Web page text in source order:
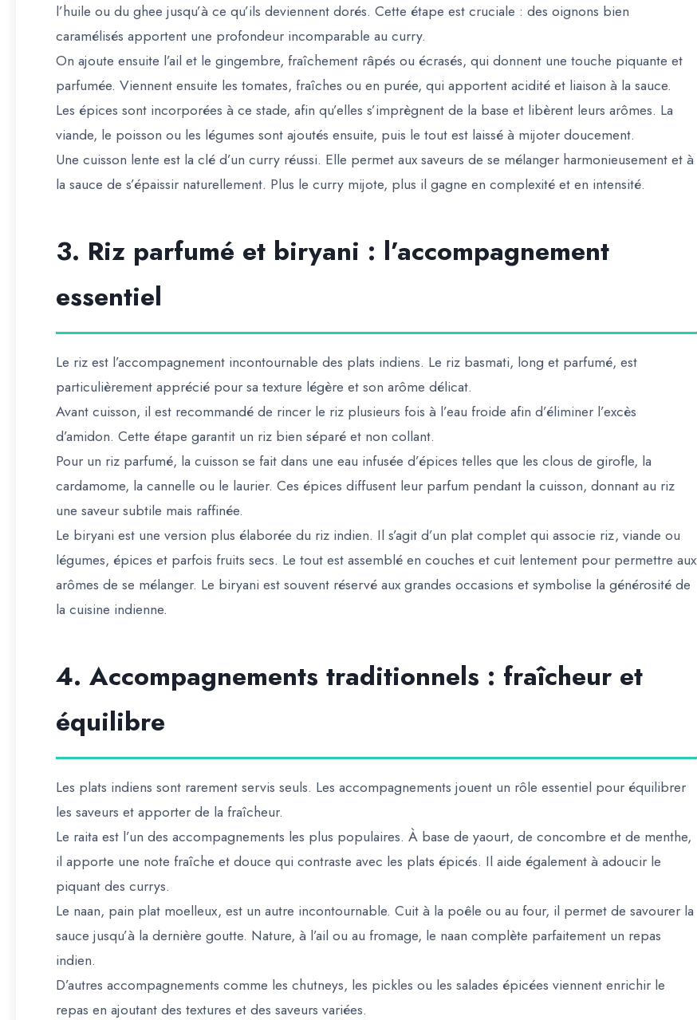
l’huile ou du ghee jusqu’à ce qu’ils deviennent dorés. Cette étape est cruciale : des oignons bien
caramélisés apportent une profondeur incomparable au curry.
On ajoute ensuite l’ail et le gingembre, fraîchement râpés ou écrasés, qui donnent une touche piquante et
parfumée. Viennent ensuite les tomates, fraîches ou en purée, qui apportent acidité et liaison à la sauce.
Les épices sont incorporées à ce stade, afin qu’elles s’imprègnent de la base et libèrent leurs arômes. La
viande, le poisson ou les légumes sont ajoutés ensuite, puis le tout est laissé à mijoter doucement.
Une cuisson lente est la clé d’un curry réussi. Elle permet aux saveurs de se mélanger harmonieusement et à
la sauce de s’épaissir naturellement. Plus le curry mijote, plus il gagne en complexité et en intensité.
3. Riz parfumé et biryani : l’accompagnement
essentiel
Le riz est l’accompagnement incontournable des plats indiens. Le riz basmati, long et parfumé, est
particulièrement apprécié pour sa texture légère et son arôme délicat.
Avant cuisson, il est recommandé de rincer le riz plusieurs fois à l’eau froide afin d’éliminer l’excès
d’amidon. Cette étape garantit un riz bien séparé et non collant.
Pour un riz parfumé, la cuisson se fait dans une eau infusée d’épices telles que les clous de girofle, la
cardamome, la cannelle ou le laurier. Ces épices diffusent leur parfum pendant la cuisson, donnant au riz
une saveur subtile mais raffinée.
Le biryani est une version plus élaborée du riz indien. Il s’agit d’un plat complet qui associe riz, viande ou
légumes, épices et parfois fruits secs. Le tout est assemblé en couches et cuit lentement pour permettre aux
arômes de se mélanger. Le biryani est souvent réservé aux grandes occasions et symbolise la générosité de
la cuisine indienne.
4. Accompagnements traditionnels : fraîcheur et
équilibre
Les plats indiens sont rarement servis seuls. Les accompagnements jouent un rôle essentiel pour équilibrer
les saveurs et apporter de la fraîcheur.
Le raita est l’un des accompagnements les plus populaires. À base de yaourt, de concombre et de menthe,
il apporte une note fraîche et douce qui contraste avec les plats épicés. Il aide également à adoucir le
piquant des currys.
Le naan, pain plat moelleux, est un autre incontournable. Cuit à la poêle ou au four, il permet de savourer la
sauce jusqu’à la dernière goutte. Nature, à l’ail ou au fromage, le naan complète parfaitement un repas
indien.
D’autres accompagnements comme les chutneys, les pickles ou les salades épicées viennent enrichir le
repas en ajoutant des textures et des saveurs variées.